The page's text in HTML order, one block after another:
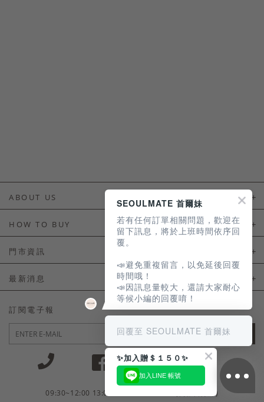
ABOUT US
HOW TO BUY
如何購買
會員常見問題
訂單常見問題
商品售後服務
電子發票
門市資訊
門市資訊
最新消息
LINE官方會員活動
訂閱電子報
JOIN
09:30~12:00 13:00~18:30 / Mon - Fri(例假日除外)
SEOULMATE 首爾妹
若有任何訂單相關問題，歡迎在
留下訊息，將於上班時間依序回
覆。
📣避免重複留言，以免延後回覆
時間哦！
📣因訊息量較大，還請大家耐心
等候小編的回覆唷！
回覆至 SEOULMATE 首爾妹
✨加入贈＄１５０✨
加入LINE 帳號